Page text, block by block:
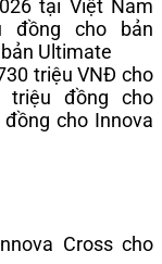
tại Việt Nam
đồng cho bản
Ultimate
triệu VNĐ cho
triệu đồng cho
cho Innova
Cross cho